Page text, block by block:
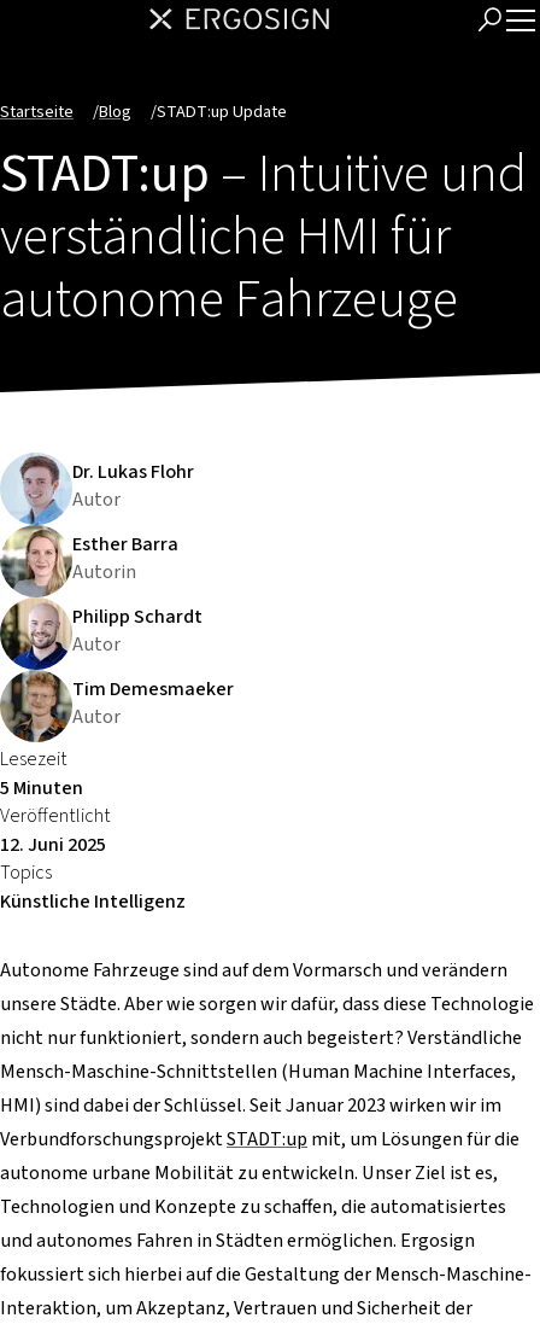
Startseite /Blog /STADT:up Update
STADT:up – Intuitive und
verständliche HMI für
autonome Fahrzeuge
Dr. Lukas Flohr
Autor
Esther Barra
Autorin
Philipp Schardt
Autor
Tim Demesmaeker
Autor
Lesezeit
5 Minuten
Veröffentlicht
12. Juni 2025
Topics
Künstliche Intelligenz
Autonome Fahrzeuge sind auf dem Vormarsch und verändern
unsere Städte. Aber wie sorgen wir dafür, dass diese Technologie
nicht nur funktioniert, sondern auch begeistert? Verständliche
Mensch-Maschine-Schnittstellen (Human Machine Interfaces,
HMI) sind dabei der Schlüssel. Seit Januar 2023 wirken wir im
VerbundforschungsprojektSTADT:up mit, um Lösungen für die
autonome urbane Mobilität zu entwickeln. Unser Ziel ist es,
Technologien und Konzepte zu schaffen, die automatisiertes
und autonomes Fahren in Städten ermöglichen. Ergosign
fokussiert sich hierbei auf die Gestaltung der Mensch-Maschine-
Interaktion, um Akzeptanz, Vertrauen und Sicherheit der